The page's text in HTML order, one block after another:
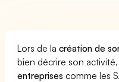
Lors de lacréation de
bien décrire son
entreprises comme les